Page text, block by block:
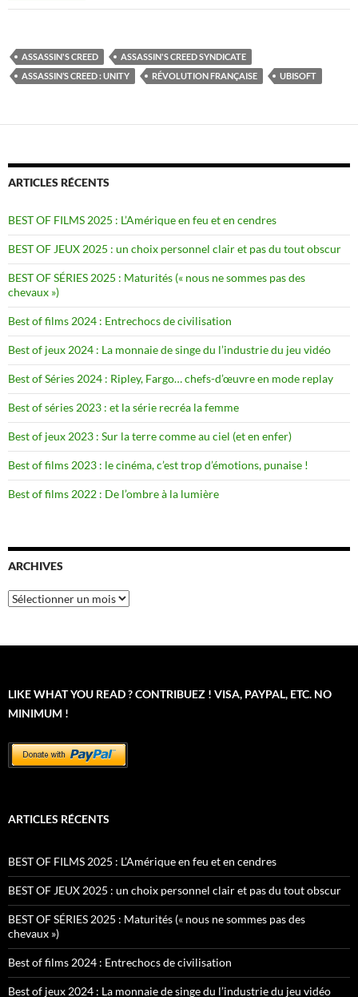
ASSASSIN'S CREED
ASSASSIN'S CREED SYNDICATE
ASSASSIN’S CREED : UNITY
RÉVOLUTION FRANÇAISE UBISOFT
ARTICLES RÉCENTS
BEST OF FILMS 2025 : L’Amérique en feu et en cendres
BEST OF JEUX 2025 : un choix personnel clair et pas du tout obscur
BEST OF SÉRIES 2025 : Maturités (« nous ne sommes pas des
chevaux »)
Best of films 2024 : Entrechocs de civilisation
Best of jeux 2024 : La monnaie de singe du l’industrie du jeu vidéo
Best of Séries 2024 : Ripley, Fargo… chefs-d’œuvre en mode replay
Best of séries 2023 : et la série recréa la femme
Best of jeux 2023 : Sur la terre comme au ciel (et en enfer)
Best of films 2023 : le cinéma, c’est trop d’émotions, punaise !
Best of films 2022 : De l’ombre à la lumière
ARCHIVES
Archives
LIKE WHAT YOU READ ? CONTRIBUEZ ! VISA, PAYPAL, ETC. NO
MINIMUM !
ARTICLES RÉCENTS
BEST OF FILMS 2025 : L’Amérique en feu et en cendres
BEST OF JEUX 2025 : un choix personnel clair et pas du tout obscur
BEST OF SÉRIES 2025 : Maturités (« nous ne sommes pas des
chevaux »)
Best of films 2024 : Entrechocs de civilisation
Best of jeux 2024 : La monnaie de singe du l’industrie du jeu vidéo